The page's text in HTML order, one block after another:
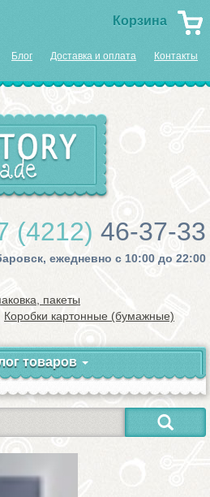
Корзина
Блог Доставка и оплата Контакты
(4212) 46-37-33
ежедневно с 10:00 до 22:00
пакеты
Коробки картонные (бумажные)
товаров